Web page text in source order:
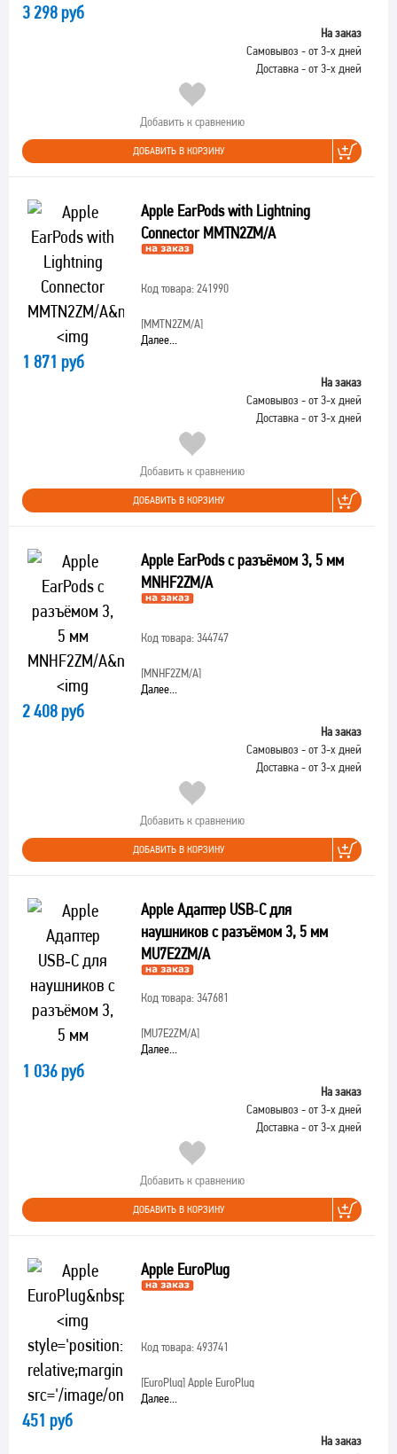
3 298 руб
На заказ
Самовывоз - от 3-х дней
Доставка - от 3-х дней
Добавить к сравнению
ДОБАВИТЬ В КОРЗИНУ
Apple EarPods with Lightning
Connector MMTN2ZM/A
Код товара: 241990
[MMTN2ZM/A]
Далее...
1 871 руб
На заказ
Самовывоз - от 3-х дней
Доставка - от 3-х дней
Добавить к сравнению
ДОБАВИТЬ В КОРЗИНУ
Apple EarPods с разъёмом 3, 5 мм
MNHF2ZM/A
Код товара: 344747
[MNHF2ZM/A]
Далее...
2 408 руб
На заказ
Самовывоз - от 3-х дней
Доставка - от 3-х дней
Добавить к сравнению
ДОБАВИТЬ В КОРЗИНУ
Apple Адаптер USB‑C для
наушников с разъёмом 3, 5 мм
MU7E2ZM/A
Код товара: 347681
[MU7E2ZM/A]
Далее...
1 036 руб
На заказ
Самовывоз - от 3-х дней
Доставка - от 3-х дней
Добавить к сравнению
ДОБАВИТЬ В КОРЗИНУ
Apple EuroPlug
Код товара: 493741
[EuroPlug]Apple EuroPlug
Далее...
451 руб
На заказ